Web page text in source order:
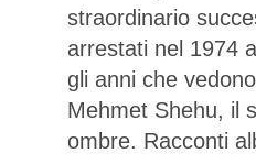
straordinario
arrestati nel 1974
gli anni che
Mehmet Shehu, il
ombre. Racconti